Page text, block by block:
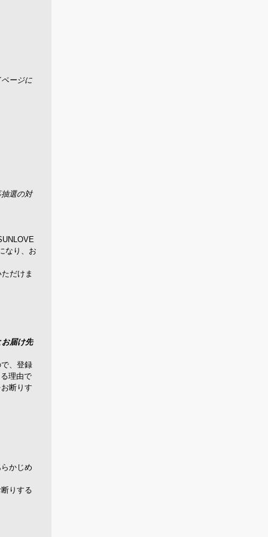
ージに
選の対
なり、お
だけま
届け先
、登録
理由で
断りす
かじめ
りする